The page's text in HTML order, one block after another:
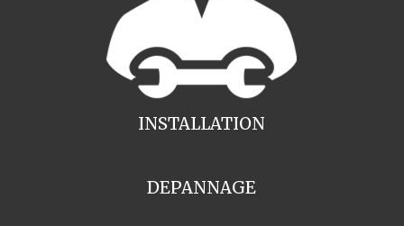
INSTALLATION
DEPANNAGE